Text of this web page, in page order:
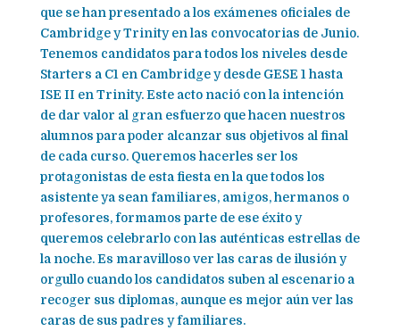
que se han presentado a los exámenes oficiales de
Cambridge y Trinity en las convocatorias de Junio.
Tenemos candidatos para todos los niveles desde
Starters a C1 en Cambridge y desde GESE 1 hasta
ISE II en Trinity. Este acto nació con la intención
de dar valor al gran esfuerzo que hacen nuestros
alumnos para poder alcanzar sus objetivos al final
de cada curso. Queremos hacerles ser los
protagonistas de esta fiesta en la que todos los
asistente ya sean familiares, amigos, hermanos o
profesores, formamos parte de ese éxito y
queremos celebrarlo con las auténticas estrellas de
la noche. Es maravilloso ver las caras de ilusión y
orgullo cuando los candidatos suben al escenario a
recoger sus diplomas, aunque es mejor aún ver las
caras de sus padres y familiares.